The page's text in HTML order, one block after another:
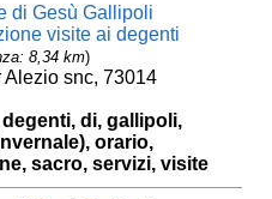
di Gesù Gallipoli
visite ai degenti
8,34 km)
snc, 73014
di, gallipoli,
orario,
sacro, servizi, visite